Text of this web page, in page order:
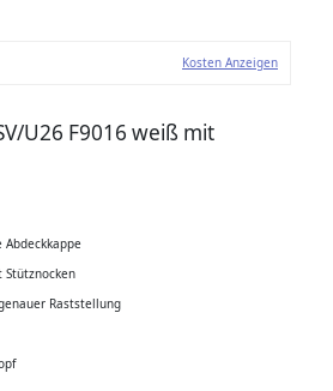
Kosten Anzeigen
U26 F9016 weiß mit
Stütznocken
Raststellung